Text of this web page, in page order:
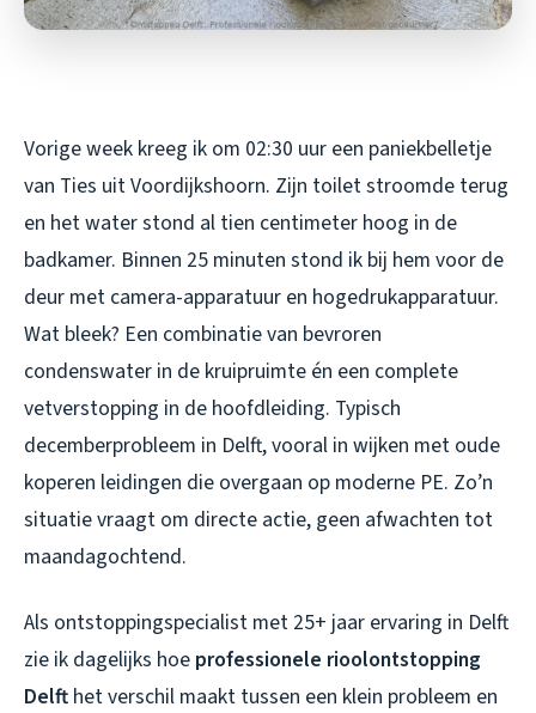
Vorige week kreeg ik om 02:30 uur een paniekbelletje
van Ties uit Voordijkshoorn. Zijn toilet stroomde terug
en het water stond al tien centimeter hoog in de
badkamer. Binnen 25 minuten stond ik bij hem voor de
deur met camera-apparatuur en hogedrukapparatuur.
Wat bleek? Een combinatie van bevroren
condenswater in de kruipruimte én een complete
vetverstopping in de hoofdleiding. Typisch
decemberprobleem in Delft, vooral in wijken met oude
koperen leidingen die overgaan op moderne PE. Zo’n
situatie vraagt om directe actie, geen afwachten tot
maandagochtend.
Als ontstoppingspecialist met 25+ jaar ervaring in Delft
zie ik dagelijks hoe professionele rioolontstopping
Delft het verschil maakt tussen een klein probleem en